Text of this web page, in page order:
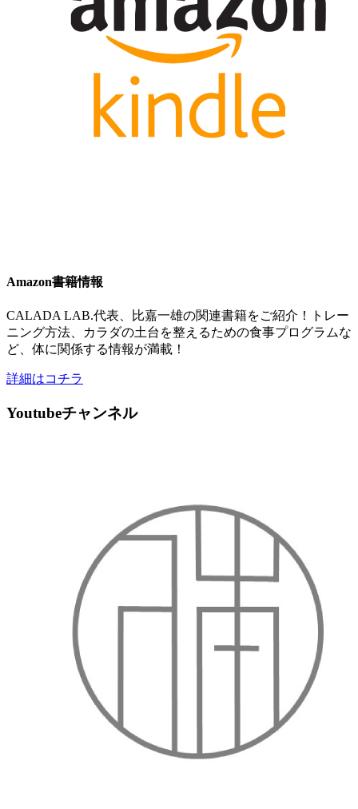
Amazon書籍情報
CALADA LAB.代表、比嘉一雄の関連書籍をご紹介！トレー
ニング方法、カラダの土台を整えるための食事プログラムな
ど、体に関係する情報が満載！
詳細はコチラ
Youtubeチャンネル